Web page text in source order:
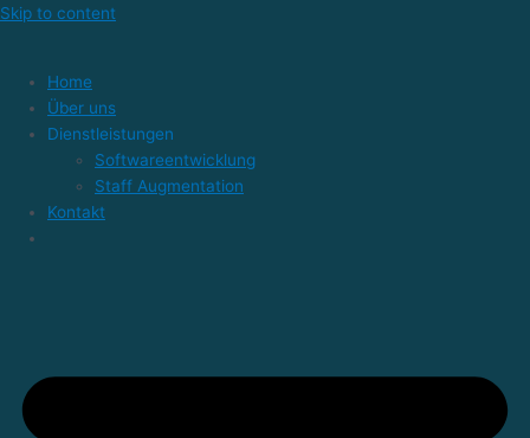
Skip to content
Home
Über uns
Dienstleistungen
Softwareentwicklung
Staff Augmentation
Kontakt